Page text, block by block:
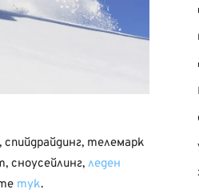
телемарк
сноусейлинг, леден
тук.